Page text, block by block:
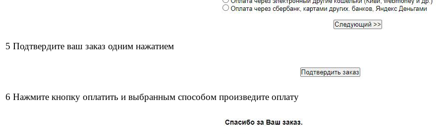
5 Подтвердите ваш заказ одним нажатием
6 Нажмите кнопку оплатить и выбранным способом произведите оплату